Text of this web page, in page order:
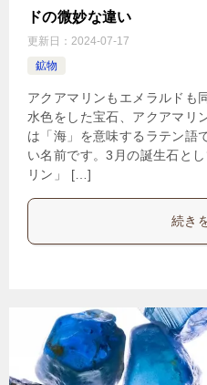
ドの微妙な違い
更新日： 2024-07-17
鉱物
アクアマリンもエメラルドも
水色をした宝石、アクアマリ
は「海」を意味するラテン語
い名前です。3月の誕生石と
リン」 […]
続き